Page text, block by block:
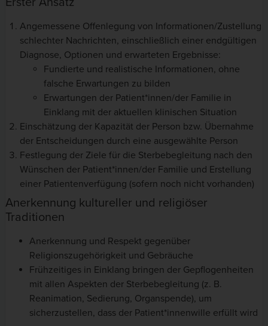
Angemessene Offenlegung von Informationen/Zustellung
schlechter Nachrichten, einschließlich einer endgültigen
Diagnose, Optionen und erwarteten Ergebnisse:
Fundierte und realistische Informationen, ohne
falsche Erwartungen zu bilden
Erwartungen der Patient*innen/der Familie in
Einklang mit der aktuellen klinischen Situation
Einschätzung der Kapazität der Person bzw. Übernahme
der Entscheidungen durch eine ausgewählte Person
Festlegung der Ziele für die Sterbebegleitung nach den
Wünschen der Patient*innen/der Familie und Erstellung
einer Patientenverfügung (sofern noch nicht vorhanden)
Anerkennung kultureller und religiöser
Traditionen
Anerkennung und Respekt gegenüber
Religionszugehörigkeit und Gebräuche
Frühzeitiges in Einklang bringen der Gepflogenheiten
mit allen Aspekten der Sterbebegleitung (z. B.
Reanimation, Sedierung, Organspende), um
sicherzustellen, dass der Patient*innenwille erfüllt wird